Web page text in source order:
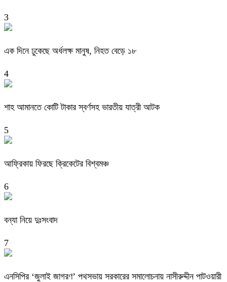
3
এক দিনে ঢুকেছে অর্ধলক্ষ মানুষ, নিহত বেড়ে ১৮
4
শাহ আমানতে কোটি টাকার স্বর্ণসহ ভারতীয় যাত্রী আটক
5
আফ্রিকায় ফিরছে ক্রিকেটের বিশ্বমঞ্চ
6
বন্যা নিয়ে দুঃসংবাদ
7
এনসিপির ‘জুলাই জাগরণ’ পথসভায় সরকারের সমালোচনায় নাসীরুদ্দীন পাটওয়ারী